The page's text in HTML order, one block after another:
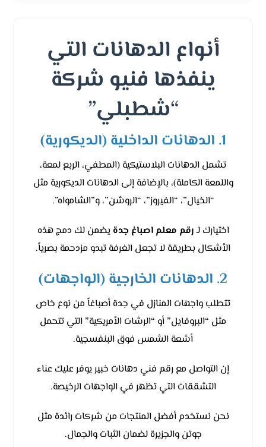
أنواع الدهانات التي
ينفذها فنيو شركة
“شطبلي”
1. الدهانات الداخلية (الديكورية)
تشمل الدهانات البلاستيكية (المطفي، الربع لمعة،
واللمعة الكاملة)، بالإضافة إلى الدهانات الديكورية مثل
“الخيال”، “الفيروز”، “الروشن”، و”الشامواه”.
اختيارك لـرقم معلم اصباغ جدة يضمن لك دمج هذه
الأشكال بطريقة لا تجعل الغرفة تبدو مزدحمة بصرياً.
2. الدهانات الخارجية (الواجهات)
تتطلب واجهات المنازل في جدة أصباغاً من نوع خاص
مثل “البروفايل” أو “الرشات الأمريكية” التي تتحمل
أشعة الشمس فوق البنفسجية.
إن التواصل مع رقم فني دهانات خبير يوفر عليك عناء
التشققات التي تظهر في الواجهات الرخيصة.
نحن نستخدم أفضل المنتجات من شركات رائدة مثل
جوتن والجزيرة لضمان الثبات والجمال.